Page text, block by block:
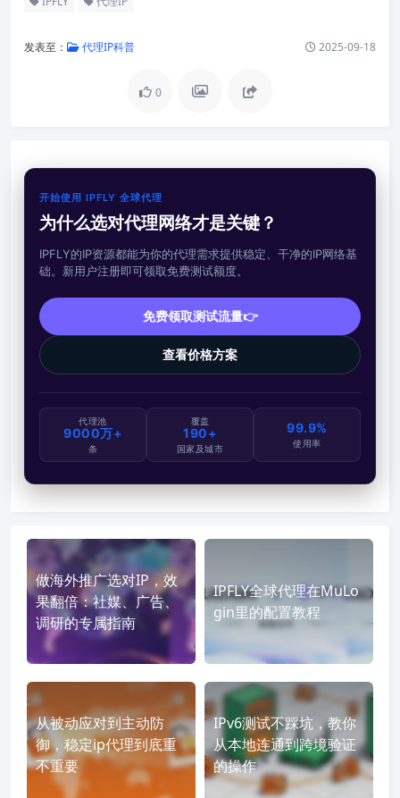
发表至： 代理IP科普 2025-09-18
0
开始使用 IPFLY 全球代理
为什么选对代理网络才是关键？
IPFLY的IP资源都能为你的代理需求提供稳定、干净的IP网络基
础。新用户注册即可领取免费测试额度。
免费领取测试流量👉
查看价格方案
代理池
9000万+
条
覆盖
190+
国家及城市
99.9%
使用率
做海外推广选对IP，效
果翻倍：社媒、广告、
调研的专属指南
IPFLY全球代理在MuLo
gin里的配置教程
从被动应对到主动防
御，稳定ip代理到底重
不重要
IPv6测试不踩坑，教你
从本地连通到跨境验证
的操作